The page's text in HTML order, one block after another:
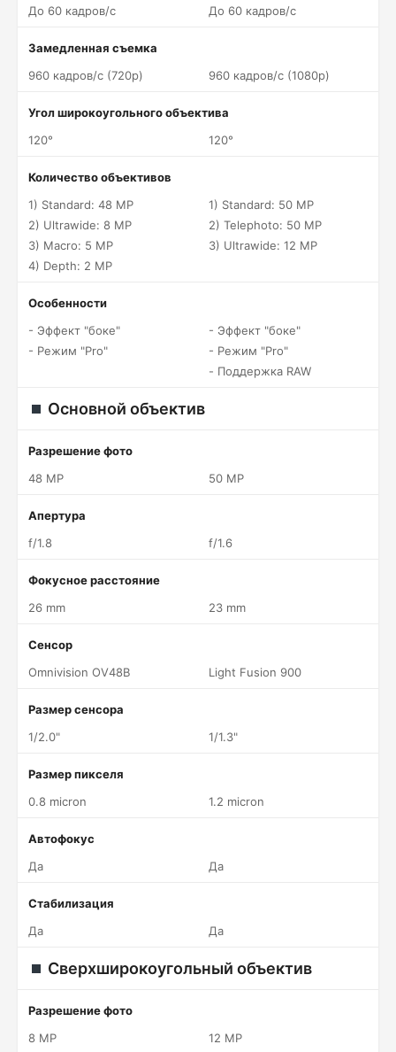
До 60 кадров/c
До 60 кадров/c
Замедленная съемка
960 кадров/c (720p)
960 кадров/c (1080p)
Угол широкоугольного объектива
120°
120°
Количество объективов
1) Standard: 48 MP
2) Ultrawide: 8 MP
3) Macro: 5 MP
4) Depth: 2 MP
1) Standard: 50 MP
2) Telephoto: 50 MP
3) Ultrawide: 12 MP
Особенности
- Эффект "боке"
- Режим "Pro"
- Эффект "боке"
- Режим "Pro"
- Поддержка RAW
Основной объектив
Разрешение фото
48 MP
50 MP
Апертура
f/1.8
f/1.6
Фокусное расстояние
26 mm
23 mm
Сенсор
Omnivision OV48B
Light Fusion 900
Размер сенсора
1/2.0"
1/1.3"
Размер пикселя
0.8 micron
1.2 micron
Автофокус
Да
Да
Стабилизация
Да
Да
Сверхширокоугольный объектив
Разрешение фото
8 MP
12 MP